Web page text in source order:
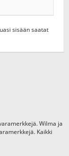
sisään saatat
Wilma ja
Kaikki